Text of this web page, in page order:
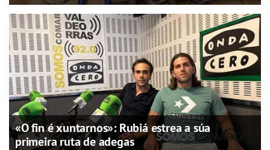
«O fin é xuntarnos»: Rubiá estrea a súa
primeira ruta de adegas